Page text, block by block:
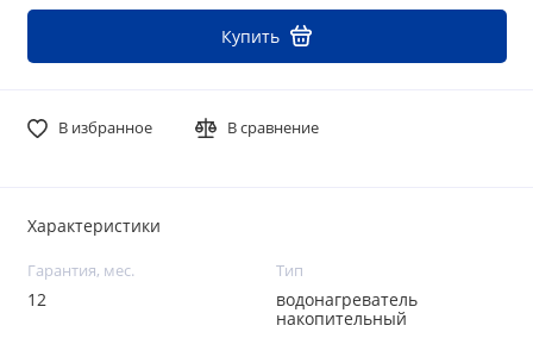
Купить
В избранное В сравнение
Характеристики
Гарантия, мес.
12
Тип
водонагреватель
накопительный